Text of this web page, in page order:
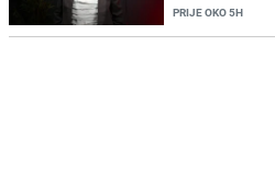
PRIJE OKO 5H